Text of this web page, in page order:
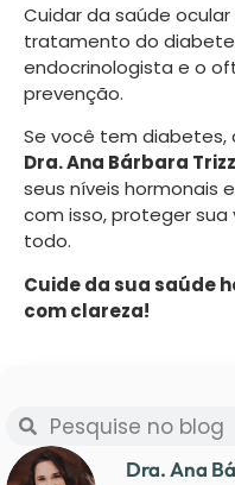
Cuidar da saúde
tratamento do
endocrinologista e o
prevenção.
Se você tem diabetes,
Dra. Ana Bárbara
seus níveis hormonais
com isso, proteger
todo.
Cuide da sua saúde
com clareza!
Dra. Ana